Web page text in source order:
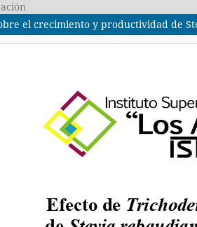
el crecimiento y productividad de